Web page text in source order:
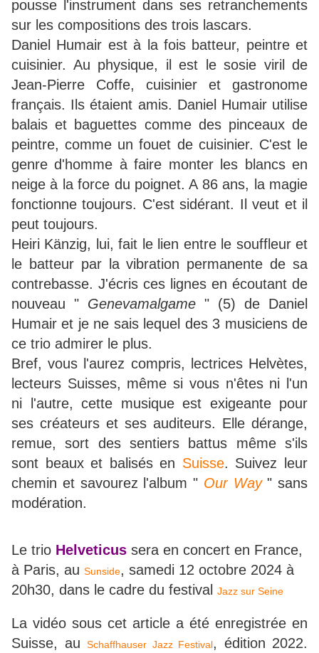
pousse l'instrument dans ses retranchements
sur les compositions des trois lascars.
Daniel Humair est à la fois batteur, peintre et
cuisinier. Au physique, il est le sosie viril de
Jean-Pierre Coffe, cuisinier et gastronome
français. Ils étaient amis. Daniel Humair utilise
balais et baguettes comme des pinceaux de
peintre, comme un fouet de cuisinier. C'est le
genre d'homme à faire monter les blancs en
neige à la force du poignet. A 86 ans, la magie
fonctionne toujours. C'est sidérant. Il veut et il
peut toujours.
Heiri Känzig, lui, fait le lien entre le souffleur et
le batteur par la vibration permanente de sa
contrebasse. J'écris ces lignes en écoutant de
nouveau " Genevamalgame " (5) de Daniel
Humair et je ne sais lequel des 3 musiciens de
ce trio admirer le plus.
Bref, vous l'aurez compris, lectrices Helvètes,
lecteurs Suisses, même si vous n'êtes ni l'un
ni l'autre, cette musique est exigeante pour
ses créateurs et ses auditeurs. Elle dérange,
remue, sort des sentiers battus même s'ils
sont beaux et balisés en Suisse. Suivez leur
chemin et savourez l'album " Our Way" sans
modération.
Le trio Helveticus sera en concert en France,
à Paris, au Sunside, samedi 12 octobre 2024 à
20h30, dans le cadre du festival Jazz sur Seine
La vidéo sous cet article a été enregistrée en
Suisse, au
Schaffhauser Jazz Festival, édition 2022.